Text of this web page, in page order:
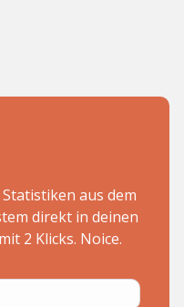
aus dem
direkt in deinen
2 Klicks. Noice.